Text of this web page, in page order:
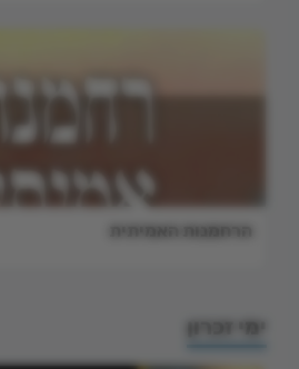
הרחמנות האמיתית
ימי זכרון